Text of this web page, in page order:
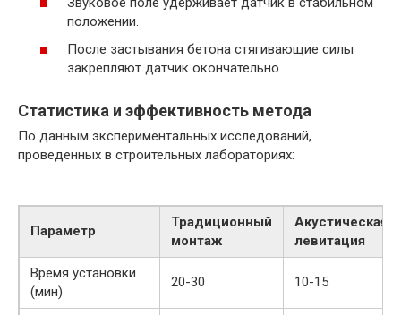
положении.
После застывания бетона стягивающие силы
закрепляют датчик окончательно.
Статистика и эффективность метода
По данным экспериментальных исследований,
проведенных в строительных лабораториях:
Параметр
Традиционный
монтаж
Акустическая
левитация
Время установки
(мин)
20-30 10-15